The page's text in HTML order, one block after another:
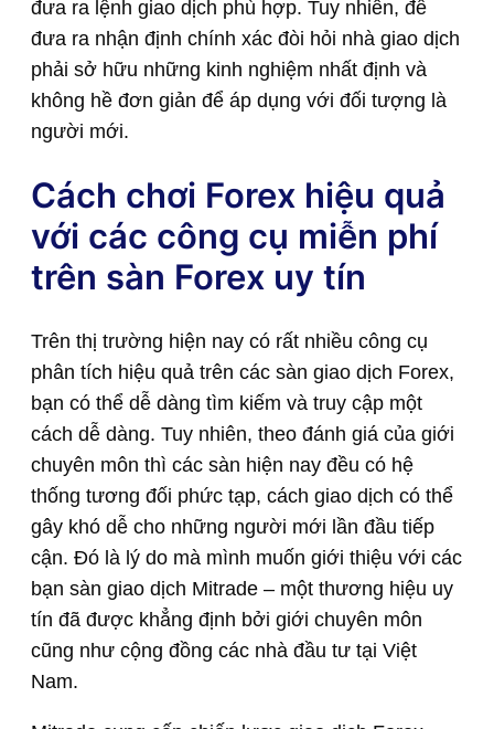
đưa ra lệnh giao dịch phù hợp. Tuy nhiên, để
đưa ra nhận định chính xác đòi hỏi nhà giao dịch
phải sở hữu những kinh nghiệm nhất định và
không hề đơn giản để áp dụng với đối tượng là
người mới.
Cách chơi Forex hiệu quả
với các công cụ miễn phí
trên sàn Forex uy tín
Trên thị trường hiện nay có rất nhiều công cụ
phân tích hiệu quả trên các sàn giao dịch Forex,
bạn có thể dễ dàng tìm kiếm và truy cập một
cách dễ dàng. Tuy nhiên, theo đánh giá của giới
chuyên môn thì các sàn hiện nay đều có hệ
thống tương đối phức tạp, cách giao dịch có thể
gây khó dễ cho những người mới lần đầu tiếp
cận. Đó là lý do mà mình muốn giới thiệu với các
bạn sàn giao dịch Mitrade – một thương hiệu uy
tín đã được khẳng định bởi giới chuyên môn
cũng như cộng đồng các nhà đầu tư tại Việt
Nam.